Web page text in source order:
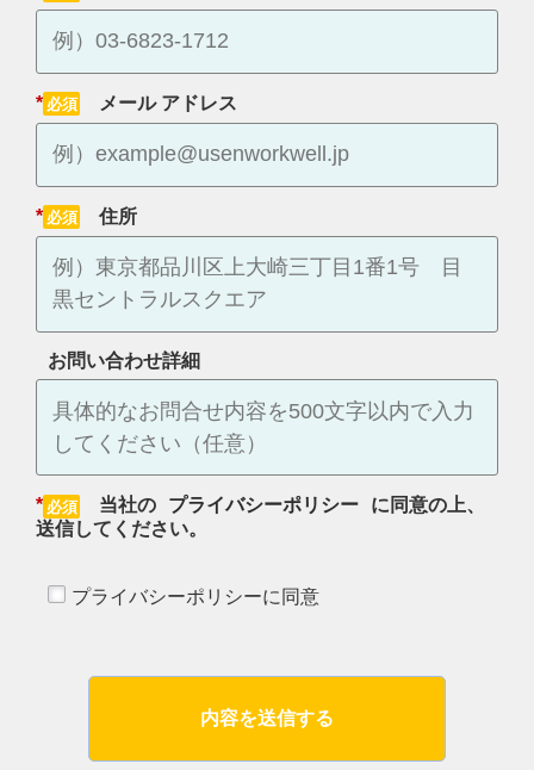
* メール アドレス
* 住所
お問い合わせ詳細
* 当社の プライバシーポリシー
に同意の上、
送信してください。
プライバシーポリシーに同意
内容を送信する